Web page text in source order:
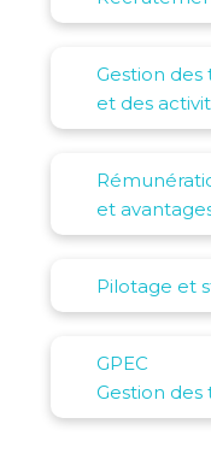
Gestion
et des
et
Pilotage et
GPEC
Gestion des